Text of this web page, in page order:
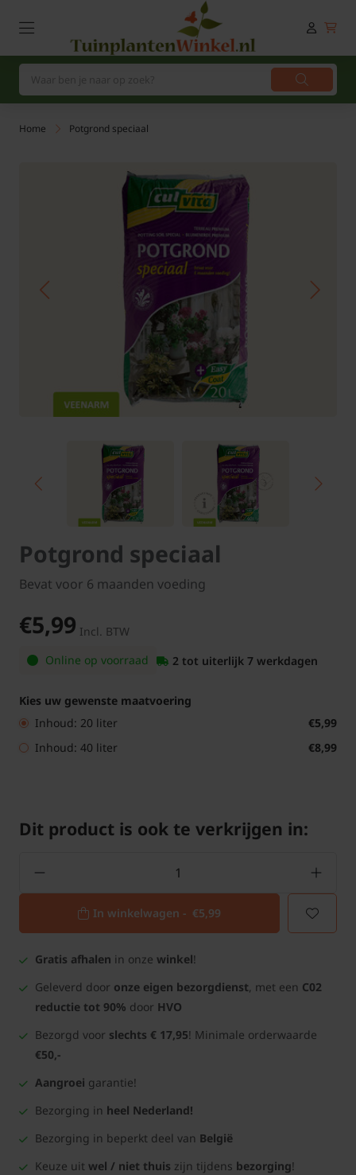
Home Potgrond speciaal
Potgrond speciaal
Bevat voor 6 maanden voeding
€5,99 Incl. BTW
Online op voorraad
2 tot uiterlijk 7 werkdagen
Kies uw gewenste maatvoering
Inhoud: 20 liter
€5,99
Inhoud: 40 liter
€8,99
Dit product is ook te verkrijgen in:
In winkelwagen - €5,99
Gratis afhalen in onze winkel!
Geleverd door onze eigen bezorgdienst, met een C02
reductie tot 90% door HVO
Bezorgd voor slechts € 17,95! Minimale orderwaarde
€50,-
Aangroei garantie!
Bezorging in heel Nederland!
Bezorging in beperkt deel van België
Keuze uit wel / niet thuis zijn tijdens bezorging!